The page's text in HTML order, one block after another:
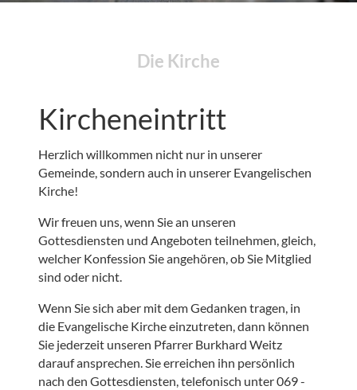
Die Kirche
Kircheneintritt
Herzlich willkommen nicht nur in unserer
Gemeinde, sondern auch in unserer Evangelischen
Kirche!
Wir freuen uns, wenn Sie an unseren
Gottesdiensten und Angeboten teilnehmen, gleich,
welcher Konfession Sie angehören, ob Sie Mitglied
sind oder nicht.
Wenn Sie sich aber mit dem Gedanken tragen, in
die Evangelische Kirche einzutreten, dann können
Sie jederzeit unseren Pfarrer Burkhard Weitz
darauf ansprechen. Sie erreichen ihn persönlich
nach den Gottesdiensten, telefonisch unter 069 -